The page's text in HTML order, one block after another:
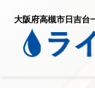
大阪府高槻市日吉台